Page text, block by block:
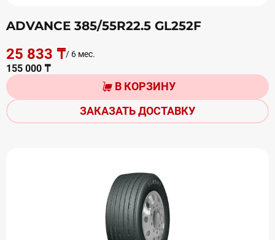
ADVANCE 385/55R22.5 GL252F
25 833 ₸/ 6 мес.
155 000 ₸
В КОРЗИНУ
ЗАКАЗАТЬ ДОСТАВКУ